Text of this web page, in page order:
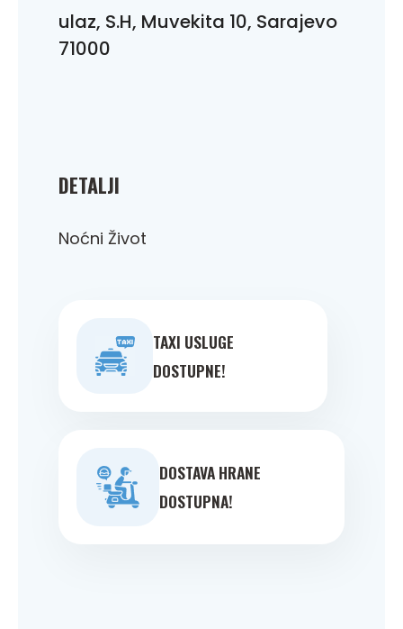
DETALJI
Noćni Život
TAXI USLUGE
DOSTUPNE!
DOSTAVA HRANE
DOSTUPNA!
ulaz, S.H, Muvekita 10, Sarajevo
71000